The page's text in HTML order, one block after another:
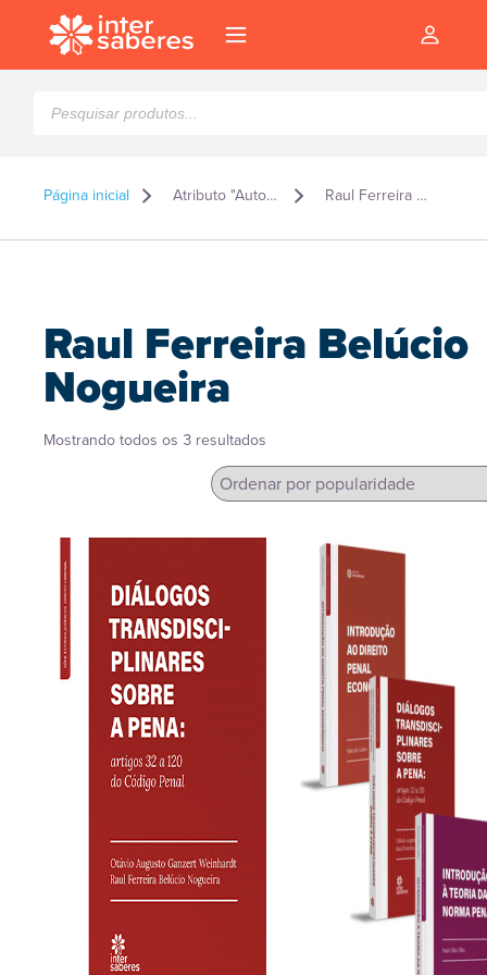
produtos
Página inicial Atributo "Autor" de produto Raul Ferreira Belúcio Nogueira
Raul Ferreira Belúcio
Nogueira
Mostrando todos os 3 resultados
popularidade